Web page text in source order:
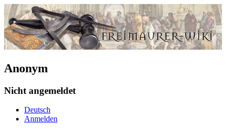
Anonym
Nicht angemeldet
Deutsch
Anmelden